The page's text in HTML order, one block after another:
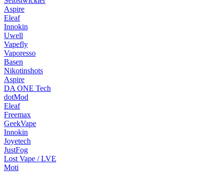
Aspire
Eleaf
Innokin
Uwell
Vapefly
Vaporesso
Basen
Nikotinshots
Aspire
DA ONE Tech
dotMod
Eleaf
Freemax
GeekVape
Innokin
Joyetech
JustFog
Lost Vape / LVE
Moti